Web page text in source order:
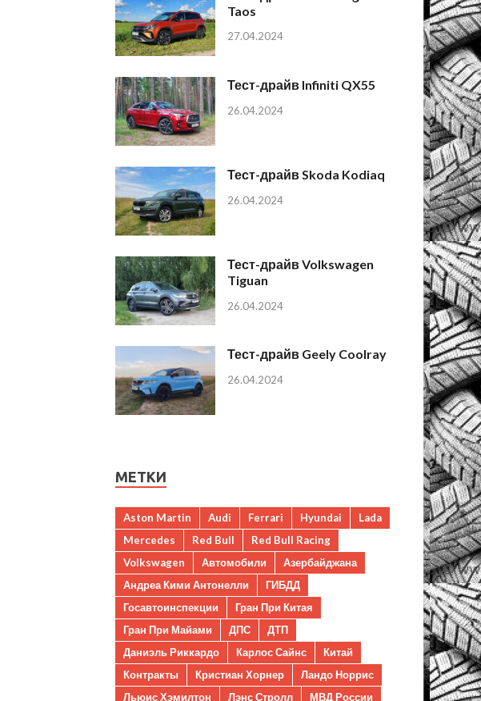
Taos
27.04.2024
Тест-драйв Infiniti QX55
26.04.2024
Тест-драйв Skoda Kodiaq
26.04.2024
Тест-драйв Volkswagen
Tiguan
26.04.2024
Тест-драйв Geely Coolray
26.04.2024
МЕТКИ
Aston Martin Audi Ferrari Hyundai
Lada
Mercedes
Red Bull
Red Bull Racing
Volkswagen
Автомобили
Азербайджана
Андреа Кими Антонелли
ГИБДД
Госавтоинспекции
Гран При Китая
Гран При Майами
ДПС
ДТП
Даниэль Риккардо
Карлос Сайнс
Китай
Контракты
Кристиан Хорнер
Ландо Норрис
Льюис Хэмилтон
Лэнс Стролл
МВД России